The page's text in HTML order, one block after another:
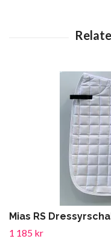
Mias RS
1 185 kr